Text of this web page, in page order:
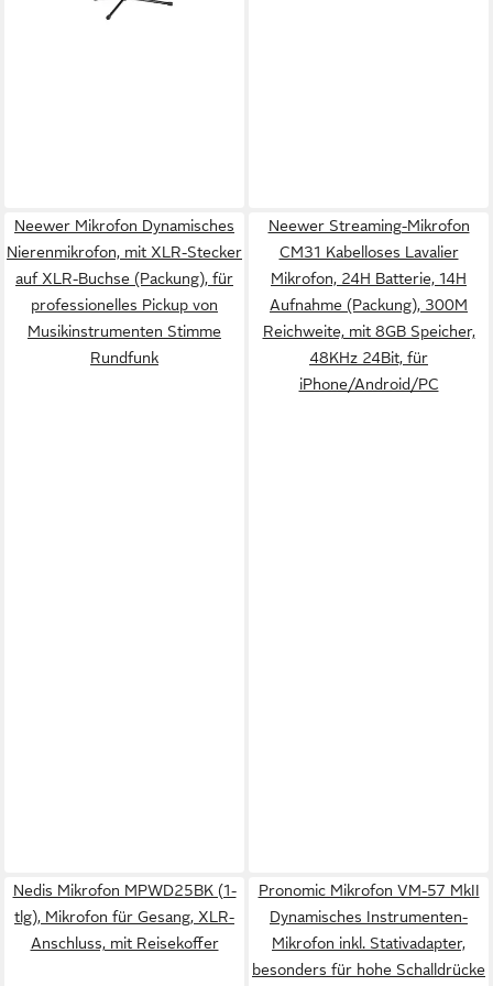
Handmikrofon, Live-Auftritte
Neewer Mikrofon Dynamisches
Nierenmikrofon, mit XLR-Stecker
auf XLR-Buchse (Packung), für
professionelles Pickup von
Musikinstrumenten Stimme
Rundfunk
Neewer Streaming-Mikrofon
CM31 Kabelloses Lavalier
Mikrofon, 24H Batterie, 14H
Aufnahme (Packung), 300M
Reichweite, mit 8GB Speicher,
48KHz 24Bit, für
iPhone/Android/PC
Nedis Mikrofon MPWD25BK (1-
tlg), Mikrofon für Gesang, XLR-
Anschluss, mit Reisekoffer
Pronomic Mikrofon VM-57 MkII
Dynamisches Instrumenten-
Mikrofon inkl. Stativadapter,
besonders für hohe Schalldrücke